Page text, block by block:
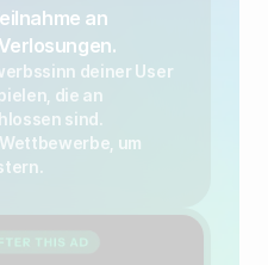
an
deiner User
die an
sind.
um